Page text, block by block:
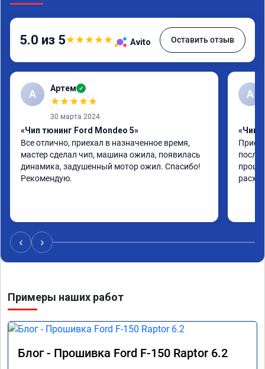
5.0 из 5★★★★★ Avito Оставить отзыв
А Артем ✓
★★★★★
30 марта 2024
«Чип тюнинг Ford Mondeo 5»
Все отлично, приехал в назначенное время,
мастер сделал чип, машина ожила, появилась
динамика, задушенный мотор ожил. Спасибо!
Рекомендую.
А
«Чип
после
‹ ›
Примеры наших работ
Блог - Прошивка Ford F-150 Raptor 6.2